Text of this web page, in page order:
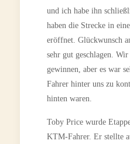
und ich habe ihn
haben die Strecke in
eröffnet. Glückwunsch
sehr gut geschlagen.
gewinnen, aber es war
Fahrer hinter uns zu
hinten waren.
Toby Price wurde
KTM-Fahrer. Er stellte